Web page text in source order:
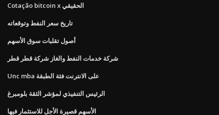
Cotação bitcoin x الحقيقي
تاريخ سعر النفط وتوقعاته
أصول تقلبات سوق الأسهم
شركة خدمات النفط والغاز شركة قطر قطر
Unc mba على الانترنت فئة الطبقة
الرئيس التنفيذي لمؤشر الثقة بلومبرغ
الأسهم قصيرة الأجل للاستثمار فيها